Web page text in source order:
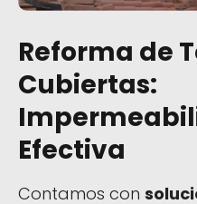
Reforma de
Cubiertas:
Efectiva
Contamos con